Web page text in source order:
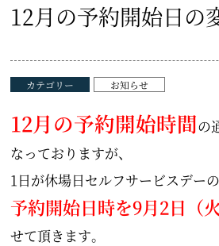
12月の予約開始日の
カテゴリー お知らせ
12月の予約開始時間の
なっておりますが、
1日が休場日セルフサービスデーの
予約開始日時を9月2日（
せて頂きます。